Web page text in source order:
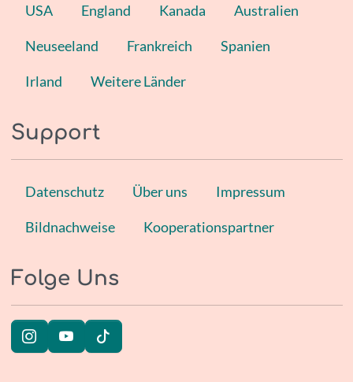
USA England Kanada Australien
Neuseeland Frankreich Spanien
Irland Weitere Länder
Support
Datenschutz Über uns Impressum
Bildnachweise Kooperationspartner
Folge Uns